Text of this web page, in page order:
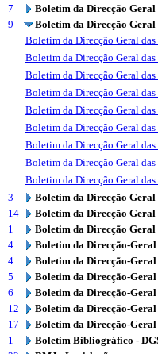
7
Boletim da Direcção Geral
9
Boletim da Direcção Geral
Boletim da Direcção Geral
Boletim da Direcção Geral
Boletim da Direcção Geral
Boletim da Direcção Geral
Boletim da Direcção Geral
Boletim da Direcção Geral
Boletim da Direcção Geral
Boletim da Direcção Geral
Boletim da Direcção Geral
3
Boletim da Direcção Geral
14
Boletim da Direcção Geral
1
Boletim da Direcção
4
Boletim da Direcção-Geral
4
Boletim da Direcção-Geral
5
Boletim da Direcção-Geral
6
Boletim da Direcção-Geral
12
Boletim da Direcção-Geral
17
Boletim da Direcção-Geral
1
Boletim Bibliográfico -